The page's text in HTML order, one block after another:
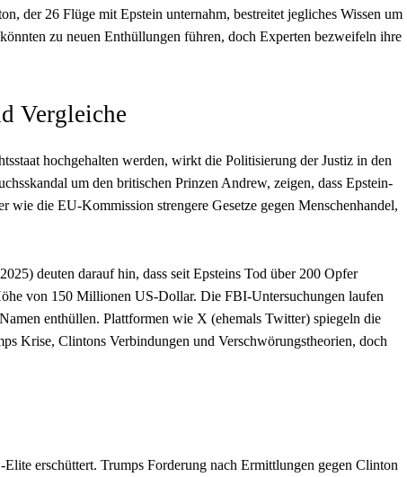
der 26 Flüge mit Epstein unternahm, bestreitet jegliches Wissen um
zu neuen Enthüllungen führen, doch Experten bezweifeln ihre
Vergleiche
hochgehalten werden, wirkt die Politisierung der Justiz in den
um den britischen Prinzen Andrew, zeigen, dass Epstein-
die EU-Kommission strengere Gesetze gegen Menschenhandel,
deuten darauf hin, dass seit Epsteins Tod über 200 Opfer
von 150 Millionen US-Dollar. Die FBI-Untersuchungen laufen
enthüllen. Plattformen wie X (ehemals Twitter) spiegeln die
Krise, Clintons Verbindungen und Verschwörungstheorien, doch
erschüttert. Trumps Forderung nach Ermittlungen gegen Clinton